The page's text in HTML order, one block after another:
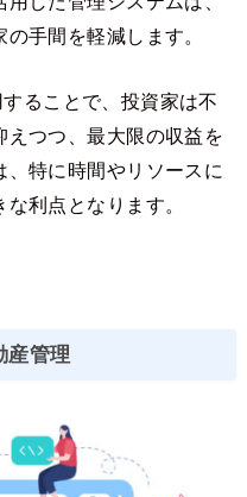
手間を軽減します。
ることで、投資家は不
つつ、最大限の収益を
、特に時間やリソースに
利点となります。
産管理